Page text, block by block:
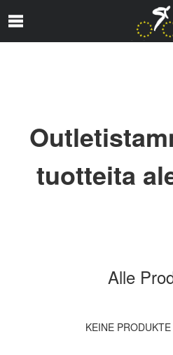
Zum Hauptinhalt springen
tuotteita
Alle
KEINE